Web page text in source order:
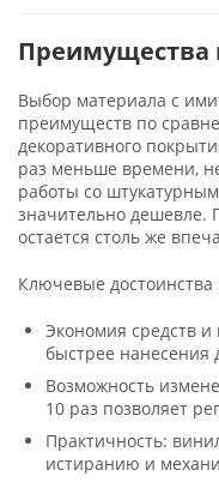
Преимущества
Выбор материала с
преимуществ по
декоративного
раз меньше времени,
работы со
значительно дешевле.
остается столь же
Ключевые достоинства
Экономия средств
быстрее нанесения
Возможность
10 раз позволяет
Практичность:
истиранию и